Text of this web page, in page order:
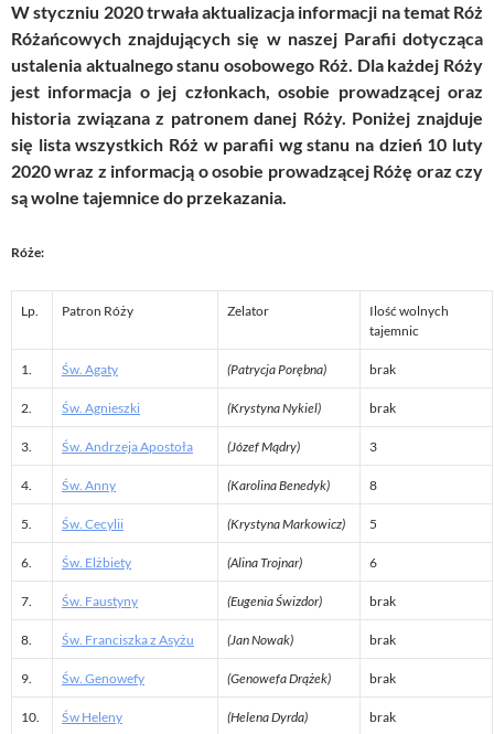
W styczniu 2020 trwała aktualizacja informacji na temat Róż
Różańcowych znajdujących się w naszej Parafii dotycząca
ustalenia aktualnego stanu osobowego Róż. Dla każdej Róży
jest informacja o jej członkach, osobie prowadzącej oraz
historia związana z patronem danej Róży. Poniżej znajduje
się lista wszystkich Róż w parafii wg stanu na dzień 10 luty
2020 wraz z informacją o osobie prowadzącej Różę oraz czy
są wolne tajemnice do przekazania.
Róże:
Lp. Patron Róży Zelator
Ilość wolnych
tajemnic
1. Św. Agaty (Patrycja Porębna) brak
2. Św. Agnieszki (Krystyna Nykiel) brak
3. Św. Andrzeja Apostoła (Józef Mądry) 3
4. Św. Anny (Karolina Benedyk) 8
5. Św. Cecylii (Krystyna Markowicz) 5
6. Św. Elżbiety (Alina Trojnar) 6
7. Św. Faustyny (Eugenia Świzdor) brak
8. Św. Franciszka z Asyżu (Jan Nowak) brak
9. Św. Genowefy (Genowefa Drążek) brak
10. Św Heleny (Helena Dyrda) brak